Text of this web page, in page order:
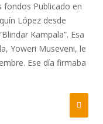
fondos Publicado en
López desde
Kampala”. Esa
Yoweri Museveni, le
Ese día firmaba